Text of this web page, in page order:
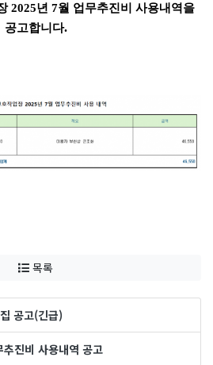
2025년 7월 업무추진비 사용내역을
공고합니다.
목록
공고(긴급)
진비 사용내역 공고